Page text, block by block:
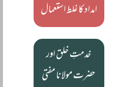
امداد کا غلط استعمال
خدمتِ خلق اور
حضرت مولانا مفتی